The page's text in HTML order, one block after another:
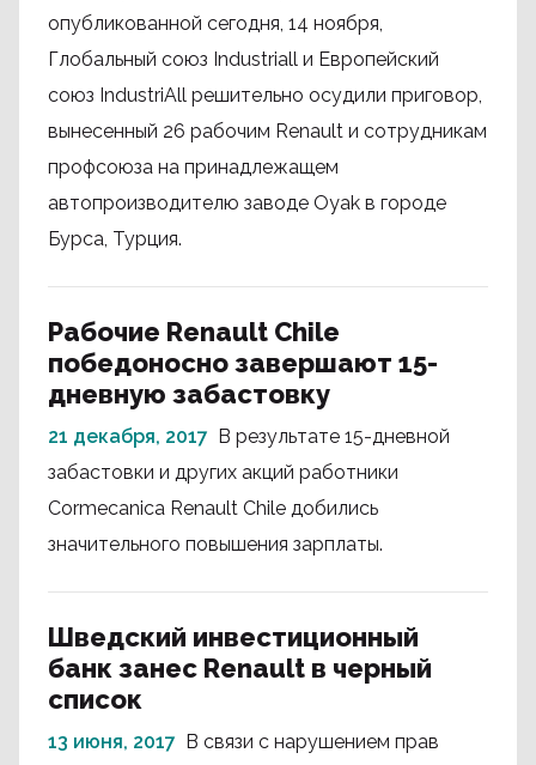
опубликованной сегодня, 14 ноября,
Глобальный союз Industriall и Европейский
союз IndustriAll решительно осудили приговор,
вынесенный 26 рабочим Renault и сотрудникам
профсоюза на принадлежащем
автопроизводителю заводе Oyak в городе
Бурса, Турция.
Рабочие Renault Chile
победоносно завершают 15-
дневную забастовку
21 декабря, 2017 В результате 15-дневной
забастовки и других акций работники
Cormecanica Renault Chile добились
значительного повышения зарплаты.
Шведский инвестиционный
банк занес Renault в черный
список
13 июня, 2017 В связи с нарушением прав